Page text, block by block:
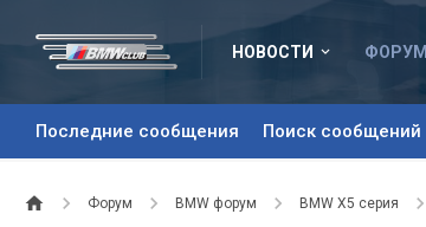
НОВОСТИ ФОРУМ
Последние сообщения Поиск сообщений
Форум BMW форум BMW X5 серия